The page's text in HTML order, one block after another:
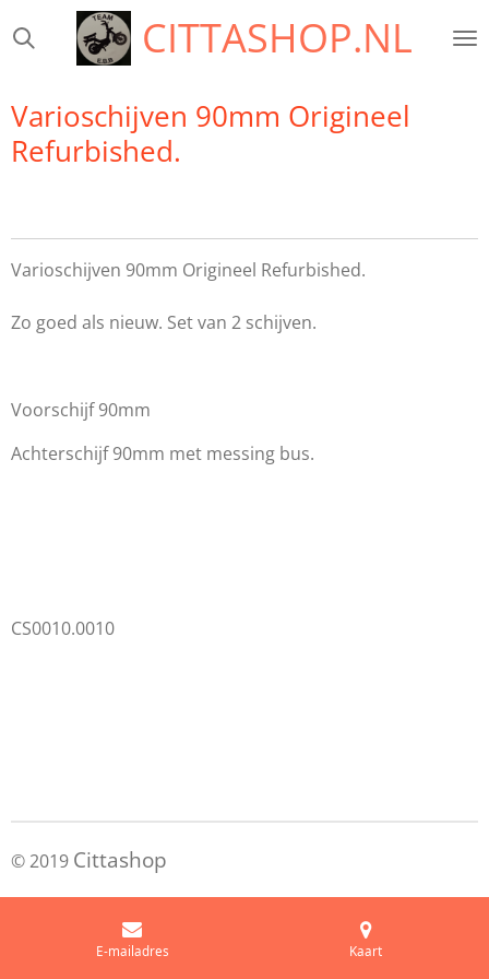
direct
hoofdinhoud
CITTASHOP.NL
Varioschijven 90mm Origineel
Refurbished.
Varioschijven 90mm Origineel Refurbished.
Zo goed als nieuw. Set van 2 schijven.
Voorschijf 90mm
Achterschijf 90mm met messing bus.
CS0010.0010
© 2019 Cittashop
E-mailadres Kaart